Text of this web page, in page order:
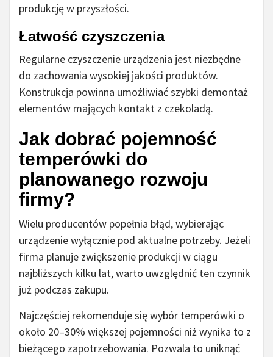
produkcję w przyszłości.
Łatwość czyszczenia
Regularne czyszczenie urządzenia jest niezbędne
do zachowania wysokiej jakości produktów.
Konstrukcja powinna umożliwiać szybki demontaż
elementów mających kontakt z czekoladą.
Jak dobrać pojemność
temperówki do
planowanego rozwoju
firmy?
Wielu producentów popełnia błąd, wybierając
urządzenie wyłącznie pod aktualne potrzeby. Jeżeli
firma planuje zwiększenie produkcji w ciągu
najbliższych kilku lat, warto uwzględnić ten czynnik
już podczas zakupu.
Najczęściej rekomenduje się wybór temperówki o
około 20–30% większej pojemności niż wynika to z
bieżącego zapotrzebowania. Pozwala to uniknąć